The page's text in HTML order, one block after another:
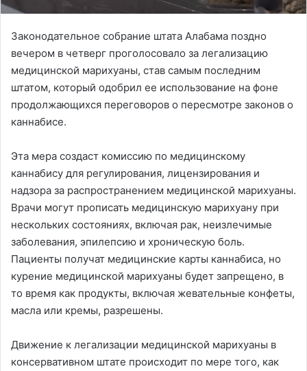
Законодательное собрание штата Алабама поздно
вечером в четверг проголосовало за легализацию
медицинской марихуаны, став самым последним
штатом, который одобрил ее использование на фоне
продолжающихся переговоров о пересмотре законов о
каннабисе.
Эта мера создаст комиссию по медицинскому
каннабису для регулирования, лицензирования и
надзора за распространением медицинской марихуаны.
Врачи могут прописать медицинскую марихуану при
нескольких состояниях, включая рак, неизлечимые
заболевания, эпилепсию и хроническую боль.
Пациенты получат медицинские карты каннабиса, но
курение медицинской марихуаны будет запрещено, в
то время как продукты, включая жевательные конфеты,
масла или кремы, разрешены.
Движение к легализации медицинской марихуаны в
консервативном штате происходит по мере того, как